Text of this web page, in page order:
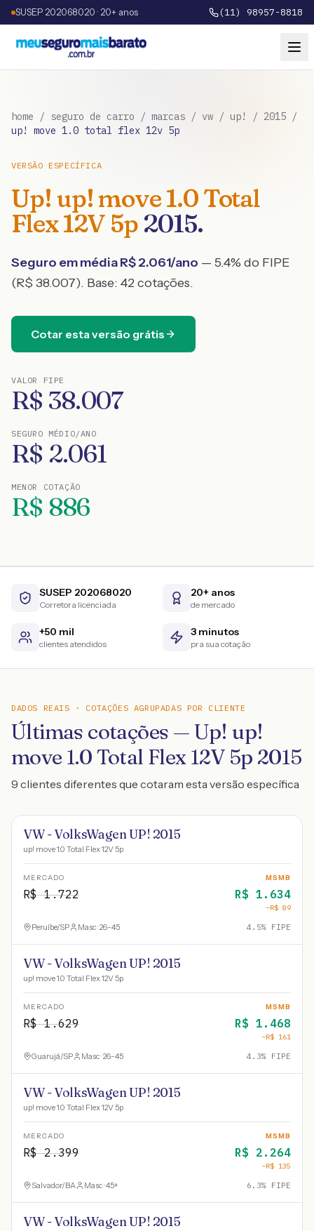
SUSEP 202068020 · 20+ anos (11) 98957-8818
home / seguro de carro / marcas / vw / up! / 2015 /
up! move 1.0 total flex 12v 5p
VERSÃO ESPECÍFICA
Up! up! move 1.0 Total
Flex 12V 5p 2015.
Seguro em média R$2.061/ano — 5.4% do FIPE
(R$ 38.007). Base: 42cotações.
Cotar esta versão grátis
VALOR FIPE
R$ 38.007
SEGURO MÉDIO/ANO
R$ 2.061
MENOR COTAÇÃO
R$ 886
SUSEP 202068020
Corretora licenciada
20+ anos
de mercado
+50 mil
clientes atendidos
3 minutos
pra sua cotação
DADOS REAIS · COTAÇÕES AGRUPADAS POR CLIENTE
Últimas cotações — Up! up!
move 1.0 Total Flex 12V 5p 2015
9 clientes diferentes que cotaram esta versão específica
VW - VolksWagen UP! 2015
up! move 1.0 Total Flex 12V 5p
MERCADO
R$1.722
MSMB
R$ 1.634
−R$ 89
Peruíbe/SP Masc · 26-45 4.5% FIPE
VW - VolksWagen UP! 2015
up! move 1.0 Total Flex 12V 5p
MERCADO
R$1.629
MSMB
R$ 1.468
−R$ 161
Guarujá/SP Masc · 26-45 4.3% FIPE
VW - VolksWagen UP! 2015
up! move 1.0 Total Flex 12V 5p
MERCADO
R$2.399
MSMB
R$ 2.264
−R$ 135
Salvador/BA Masc · 45+ 6.3% FIPE
VW - VolksWagen UP! 2015